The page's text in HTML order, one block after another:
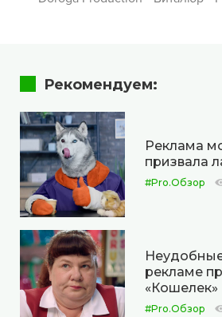
Рекомендуем:
Реклама
призвала
#Pro.Обзор
рекламе
«Кошелек»
#Pro.Обзор